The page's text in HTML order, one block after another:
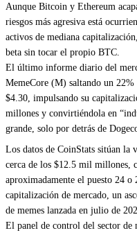
Aunque Bitcoin y Ethereum
riesgos más agresiva está
activos de mediana
beta sin tocar el propio BTC.
El último informe diario del
MemeCore (M) saltando un 22%
$4.30, impulsando su
millones y convirtiéndola en
grande, solo por detrás de
Los datos de CoinStats sitúan la
cerca de los $12.5 mil millones,
aproximadamente el puesto 24 o
capitalización de mercado, un
de memes lanzada en julio de
El panel de control del sector de